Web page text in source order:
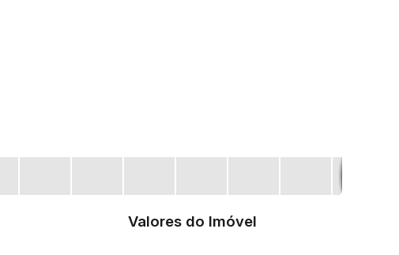
Valores do Imóvel